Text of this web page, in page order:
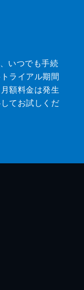
いつでも手続
ライアル期間
額料金は発生
てお試しくだ